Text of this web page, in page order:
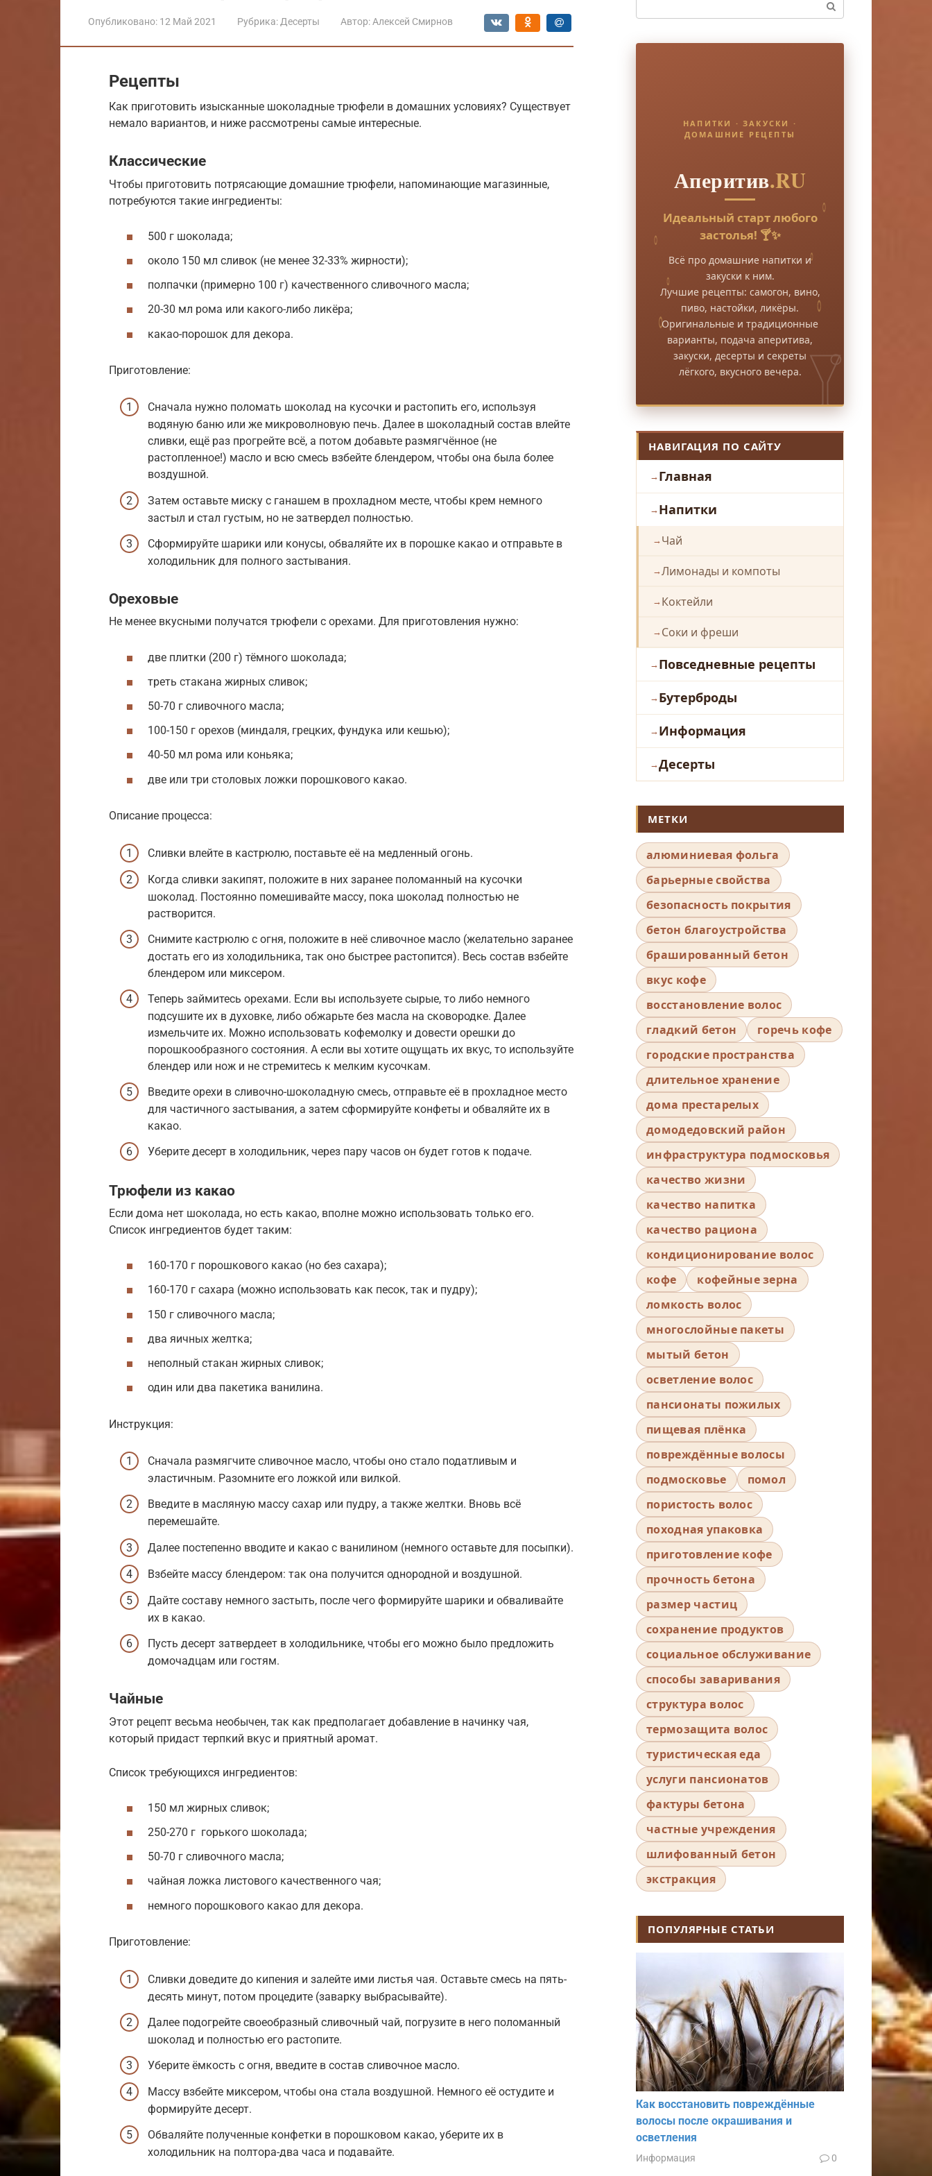
Опубликовано: 12 Май 2021 Рубрика: Десерты Автор: Алексей Смирнов
Рецепты
Как приготовить изысканные шоколадные трюфели в домашних условиях? Существует
немало вариантов, и ниже рассмотрены самые интересные.
Классические
Чтобы приготовить потрясающие домашние трюфели, напоминающие магазинные,
потребуются такие ингредиенты:
500 г шоколада;
около 150 мл сливок (не менее 32-33% жирности);
полпачки (примерно 100 г) качественного сливочного масла;
20-30 мл рома или какого-либо ликёра;
какао-порошок для декора.
Приготовление:
Сначала нужно поломать шоколад на кусочки и растопить его, используя
водяную баню или же микроволновую печь. Далее в шоколадный состав влейте
сливки, ещё раз прогрейте всё, а потом добавьте размягчённое (не
растопленное!) масло и всю смесь взбейте блендером, чтобы она была более
воздушной.
Затем оставьте миску с ганашем в прохладном месте, чтобы крем немного
застыл и стал густым, но не затвердел полностью.
Сформируйте шарики или конусы, обваляйте их в порошке какао и отправьте в
холодильник для полного застывания.
Ореховые
Не менее вкусными получатся трюфели с орехами. Для приготовления нужно:
две плитки (200 г) тёмного шоколада;
треть стакана жирных сливок;
50-70 г сливочного масла;
100-150 г орехов (миндаля, грецких, фундука или кешью);
40-50 мл рома или коньяка;
две или три столовых ложки порошкового какао.
Описание процесса:
Сливки влейте в кастрюлю, поставьте её на медленный огонь.
Когда сливки закипят, положите в них заранее поломанный на кусочки
шоколад. Постоянно помешивайте массу, пока шоколад полностью не
растворится.
Снимите кастрюлю с огня, положите в неё сливочное масло (желательно заранее
достать его из холодильника, так оно быстрее растопится). Весь состав взбейте
блендером или миксером.
Теперь займитесь орехами. Если вы используете сырые, то либо немного
подсушите их в духовке, либо обжарьте без масла на сковородке. Далее
измельчите их. Можно использовать кофемолку и довести орешки до
порошкообразного состояния. А если вы хотите ощущать их вкус, то используйте
блендер или нож и не стремитесь к мелким кусочкам.
Введите орехи в сливочно-шоколадную смесь, отправьте её в прохладное место
для частичного застывания, а затем сформируйте конфеты и обваляйте их в
какао.
Уберите десерт в холодильник, через пару часов он будет готов к подаче.
Трюфели из какао
Если дома нет шоколада, но есть какао, вполне можно использовать только его.
Список ингредиентов будет таким:
160-170 г порошкового какао (но без сахара);
160-170 г сахара (можно использовать как песок, так и пудру);
150 г сливочного масла;
два яичных желтка;
неполный стакан жирных сливок;
один или два пакетика ванилина.
Инструкция:
Сначала размягчите сливочное масло, чтобы оно стало податливым и
эластичным. Разомните его ложкой или вилкой.
Введите в масляную массу сахар или пудру, а также желтки. Вновь всё
перемешайте.
Далее постепенно вводите и какао с ванилином (немного оставьте для посыпки).
Взбейте массу блендером: так она получится однородной и воздушной.
Дайте составу немного застыть, после чего формируйте шарики и обваливайте
их в какао.
Пусть десерт затвердеет в холодильнике, чтобы его можно было предложить
домочадцам или гостям.
Чайные
Этот рецепт весьма необычен, так как предполагает добавление в начинку чая,
который придаст терпкий вкус и приятный аромат.
Список требующихся ингредиентов:
150 мл жирных сливок;
250-270 г горького шоколада;
50-70 г сливочного масла;
чайная ложка листового качественного чая;
немного порошкового какао для декора.
Приготовление:
Сливки доведите до кипения и залейте ими листья чая. Оставьте смесь на пять-
десять минут, потом процедите (заварку выбрасывайте).
Далее подогрейте своеобразный сливочный чай, погрузите в него поломанный
шоколад и полностью его растопите.
Уберите ёмкость с огня, введите в состав сливочное масло.
Массу взбейте миксером, чтобы она стала воздушной. Немного её остудите и
формируйте десерт.
Обваляйте полученные конфетки в порошковом какао, уберите их в
холодильник на полтора-два часа и подавайте.
НАПИТКИ · ЗАКУСКИ ·
ДОМАШНИЕ РЕЦЕПТЫ
Аперитив.RU
Идеальный старт любого
застолья! 🍸✨
Всё про домашние напитки и
закуски к ним.
Лучшие рецепты: самогон, вино,
пиво, настойки, ликёры.
Оригинальные и традиционные
варианты, подача аперитива,
закуски, десерты и секреты
лёгкого, вкусного вечера.
НАВИГАЦИЯ ПО САЙТУ
Главная
Напитки
Чай
Лимонады и компоты
Коктейли
Соки и фреши
Повседневные рецепты
Бутерброды
Информация
Десерты
МЕТКИ
алюминиевая фольга
барьерные свойства
безопасность покрытия
бетон благоустройства
брашированный бетон
вкус кофе
восстановление волос
гладкий бетон
горечь кофе
городские пространства
длительное хранение
дома престарелых
домодедовский район
инфраструктура подмосковья
качество жизни
качество напитка
качество рациона
кондиционирование волос
кофе
кофейные зерна
ломкость волос
многослойные пакеты
мытый бетон
осветление волос
пансионаты пожилых
пищевая плёнка
повреждённые волосы
подмосковье
помол
пористость волос
походная упаковка
приготовление кофе
прочность бетона
размер частиц
сохранение продуктов
социальное обслуживание
способы заваривания
структура волос
термозащита волос
туристическая еда
услуги пансионатов
фактуры бетона
частные учреждения
шлифованный бетон
экстракция
ПОПУЛЯРНЫЕ СТАТЬИ
Как восстановить повреждённые
волосы после окрашивания и
осветления
Информация 0